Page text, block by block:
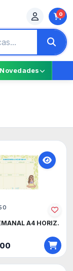
0
Novedades
A4 HORIZ.